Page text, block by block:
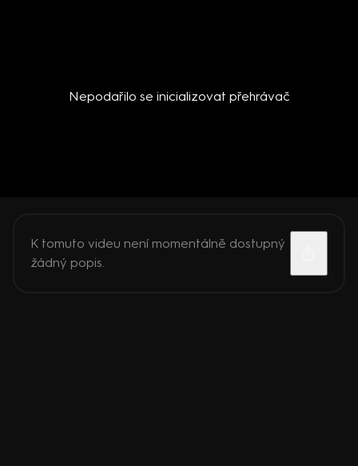
Nepodařilo se inicializovat přehrávač
K tomuto videu není momentálně dostupný
žádný popis.